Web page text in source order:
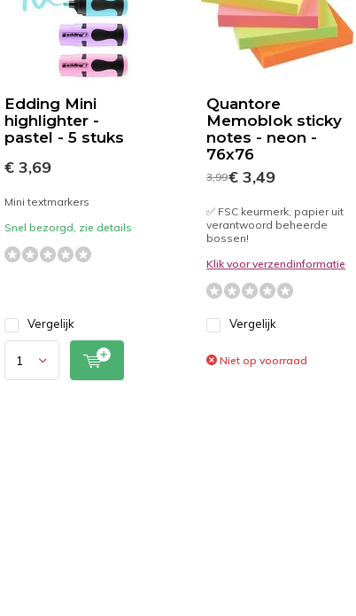
Edding Mini
highlighter -
pastel - 5 stuks
€ 3,69
Mini textmarkers
Snel bezorgd, zie details
Vergelijk
Quantore
Memoblok sticky
notes - neon -
76x76
3,99€ 3,49
✅ FSC keurmerk, papier uit
verantwoord beheerde
bossen!
Klik voor verzendinformatie
Vergelijk
Niet op voorraad